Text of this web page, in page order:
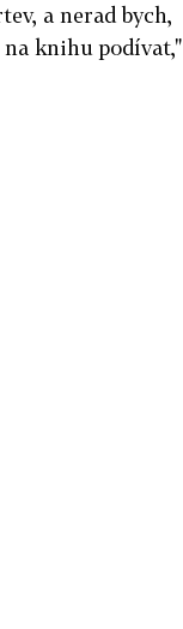
a nerad bych,
na knihu podívat,"